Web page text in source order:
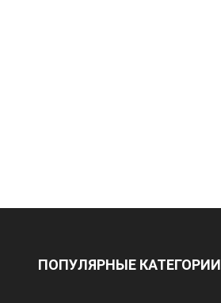
ПОПУЛЯРНЫЕ КАТЕГОРИИ